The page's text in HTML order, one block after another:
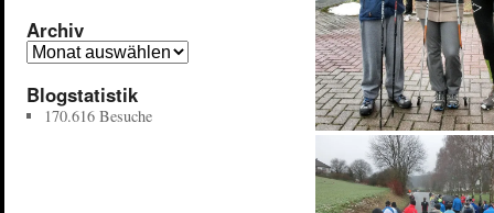
Archiv
Blogstatistik
170.616 Besuche